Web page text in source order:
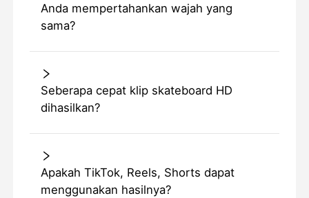
Anda mempertahankan wajah yang
sama?
Seberapa cepat klip skateboard HD
dihasilkan?
Apakah TikTok, Reels, Shorts dapat
menggunakan hasilnya?